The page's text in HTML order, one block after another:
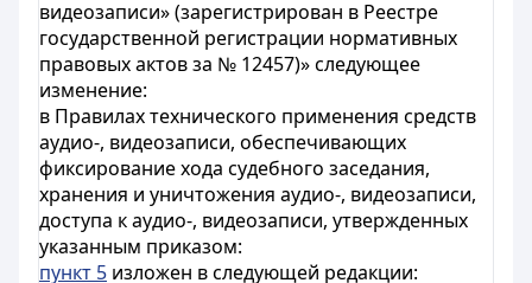
видеозаписи» (зарегистрирован в Реестре
государственной регистрации нормативных
правовых актов за № 12457)» следующее
изменение:
в Правилах технического применения средств
аудио-, видеозаписи, обеспечивающих
фиксирование хода судебного заседания,
хранения и уничтожения аудио-, видеозаписи,
доступа к аудио-, видеозаписи, утвержденных
указанным приказом:
пункт 5 изложен в следующей редакции: